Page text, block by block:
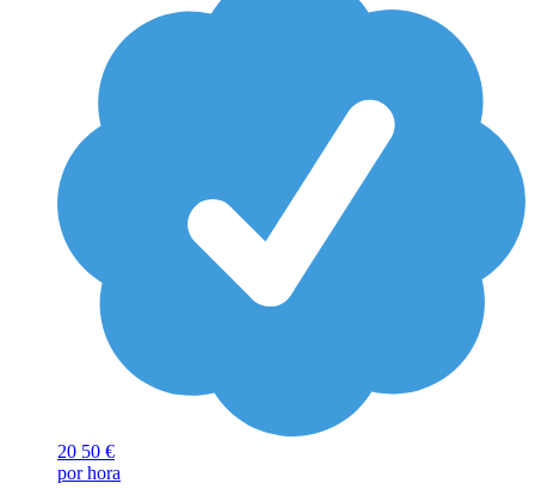
20 50 €
por hora